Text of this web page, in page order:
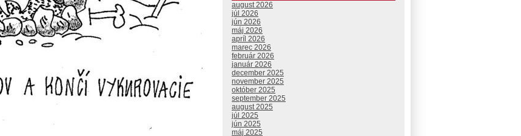
august 2026
júl 2026
jún 2026
máj 2026
apríl 2026
marec 2026
február 2026
január 2026
december 2025
november 2025
október 2025
september 2025
august 2025
júl 2025
jún 2025
máj 2025